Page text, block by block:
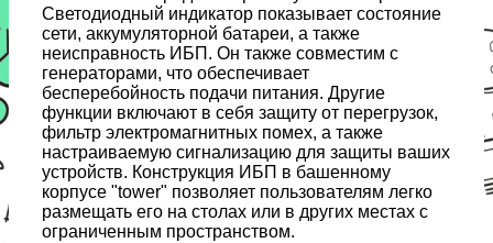
Светодиодный индикатор показывает состояние
сети, аккумуляторной батареи, а также
неисправность ИБП. Он также совместим с
генераторами, что обеспечивает
бесперебойность подачи питания. Другие
функции включают в себя защиту от перегрузок,
фильтр электромагнитных помех, а также
настраиваемую сигнализацию для защиты ваших
устройств. Конструкция ИБП в башенному
корпусе "tower" позволяет пользователям легко
размещать его на столах или в других местах с
ограниченным пространством.